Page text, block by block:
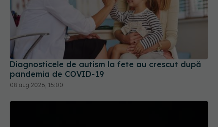
Diagnosticele de autism la fete au crescut după
pandemia de COVID-19
08 aug 2026, 15:00